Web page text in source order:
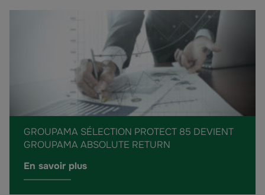
GROUPAMA SÉLECTION PROTECT 85 DEVIENT
GROUPAMA ABSOLUTE RETURN
En savoir plus